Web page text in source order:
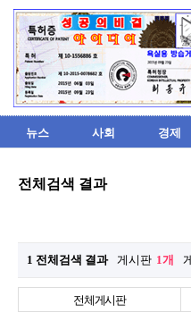
뉴스 사회 경제
전체검색 결과
1 전체검색 결과 게시판 1개
전체게시판